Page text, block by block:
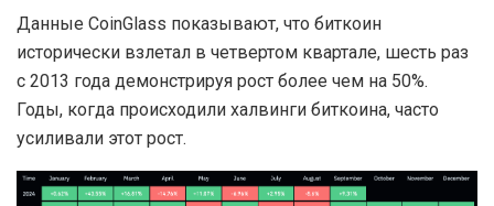
Данные CoinGlass показывают, что биткоин
исторически взлетал в четвертом квартале, шесть раз
с 2013 года демонстрируя рост более чем на 50%.
Годы, когда происходили халвинги биткоина, часто
усиливали этот рост.